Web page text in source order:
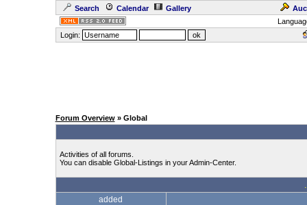
Search Calendar Gallery
Login:
Forum Overview» Global
Activities of all forums.
You can disable Global-Listings in your Admin-Center.
added